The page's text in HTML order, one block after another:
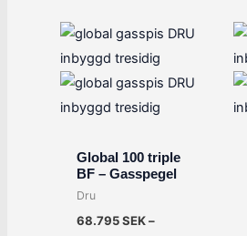
Global 100 triple
BF – Gasspegel
Dru
68.795SEK–